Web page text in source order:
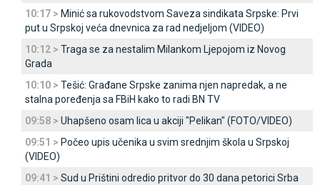
10:17 > Minić sa rukovodstvom Saveza sindikata Srpske: Prvi
put u Srpskoj veća dnevnica za rad nedjeljom (VIDEO)
10:12 > Traga se za nestalim Milankom Ljepojom iz Novog
Grada
10:10 > Tešić: Građane Srpske zanima njen napredak, a ne
stalna poređenja sa FBiH kako to radi BN TV
09:58 > Uhapšeno osam lica u akciji "Pelikan" (FOTO/VIDEO)
09:51 > Počeo upis učenika u svim srednjim škola u Srpskoj
(VIDEO)
09:41 > Sud u Prištini odredio pritvor do 30 dana petorici Srba